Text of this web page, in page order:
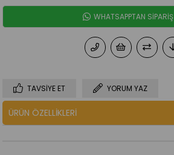
WHATSAPPTAN
TAVSIYE ET YORUM YAZ
ÜRÜN ÖZELLIKLERI